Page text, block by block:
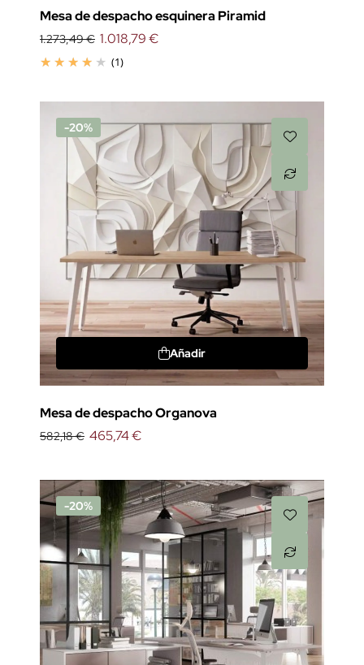
Mesa de despacho esquinera Piramid
1.273,49 €
(1)
1.018,79 €
-20%
Añadir
Mesa de despacho Organova
582,18 € 465,74 €
-20%